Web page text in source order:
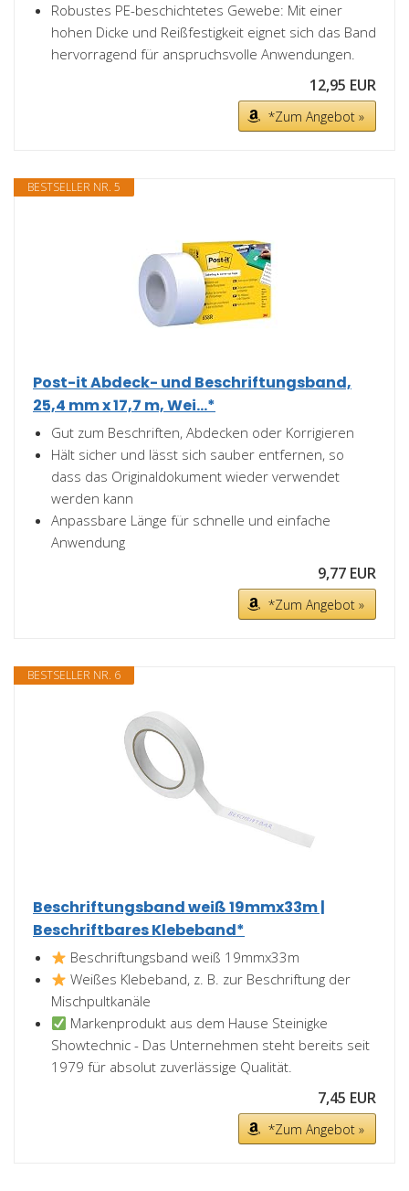
Robustes PE-beschichtetes Gewebe: Mit einer
hohen Dicke und Reißfestigkeit eignet sich das Band
hervorragend für anspruchsvolle Anwendungen.
12,95 EUR
*Zum Angebot »
BESTSELLER NR. 5
Post-it Abdeck- und Beschriftungsband,
25,4 mm x 17,7 m, Wei...*
Gut zum Beschriften, Abdecken oder Korrigieren
Hält sicher und lässt sich sauber entfernen, so
dass das Originaldokument wieder verwendet
werden kann
Anpassbare Länge für schnelle und einfache
Anwendung
9,77 EUR
*Zum Angebot »
BESTSELLER NR. 6
Beschriftungsband weiß 19mmx33m |
Beschriftbares Klebeband*
Beschriftungsband weiß 19mmx33m
Weißes Klebeband, z. B. zur Beschriftung der
Mischpultkanäle
Markenprodukt aus dem Hause Steinigke
Showtechnic - Das Unternehmen steht bereits seit
1979 für absolut zuverlässige Qualität.
7,45 EUR
*Zum Angebot »